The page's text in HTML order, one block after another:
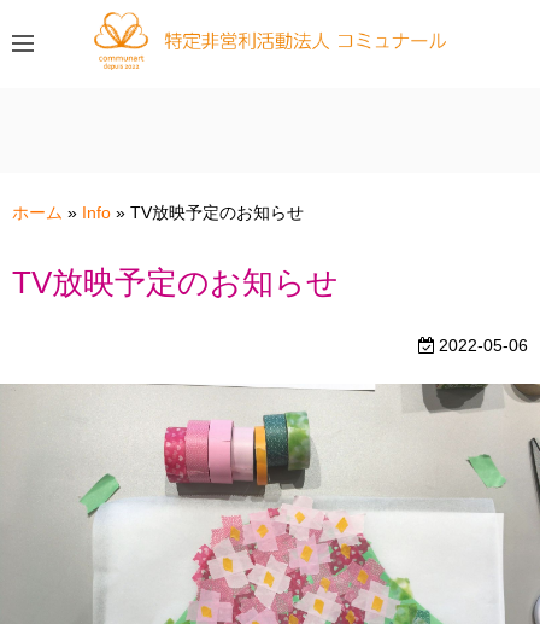
ン
ホーム » Info » TV放映予定のお知らせ
TV放映予定のお知らせ
2022-05-06